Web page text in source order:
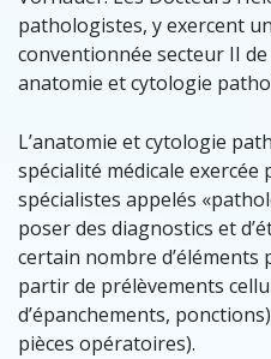
pathologistes, y exercent
conventionnée secteur II
anatomie et cytologie
L’anatomie et cytologie
spécialité médicale exercée
spécialistes appelés
poser des diagnostics et
certain nombre
partir de prélèvements
d’épanchements,
pièces opératoires).